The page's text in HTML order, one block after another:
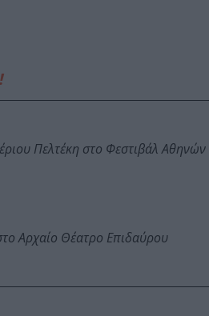
Πελτέκη στο Φεστιβάλ
Αρχαίο Θέατρο Επιδαύρου